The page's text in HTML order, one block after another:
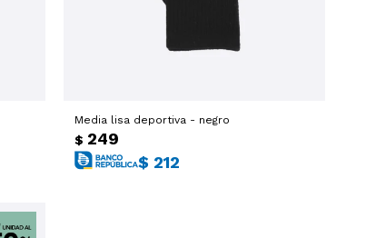
Media lisa deportiva - negro
$ 249
$ 212